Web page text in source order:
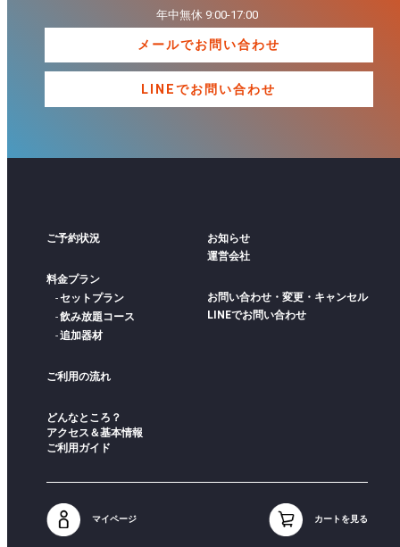
年中無休 9:00-17:00
メールでお問い合わせ
LINEでお問い合わせ
ご予約状況
料金プラン
セットプラン
飲み放題コース
追加器材
ご利用の流れ
どんなところ？
アクセス＆基本情報
ご利用ガイド
お知らせ
運営会社
お問い合わせ・変更・キャンセル
LINEでお問い合わせ
マイページ カートを見る